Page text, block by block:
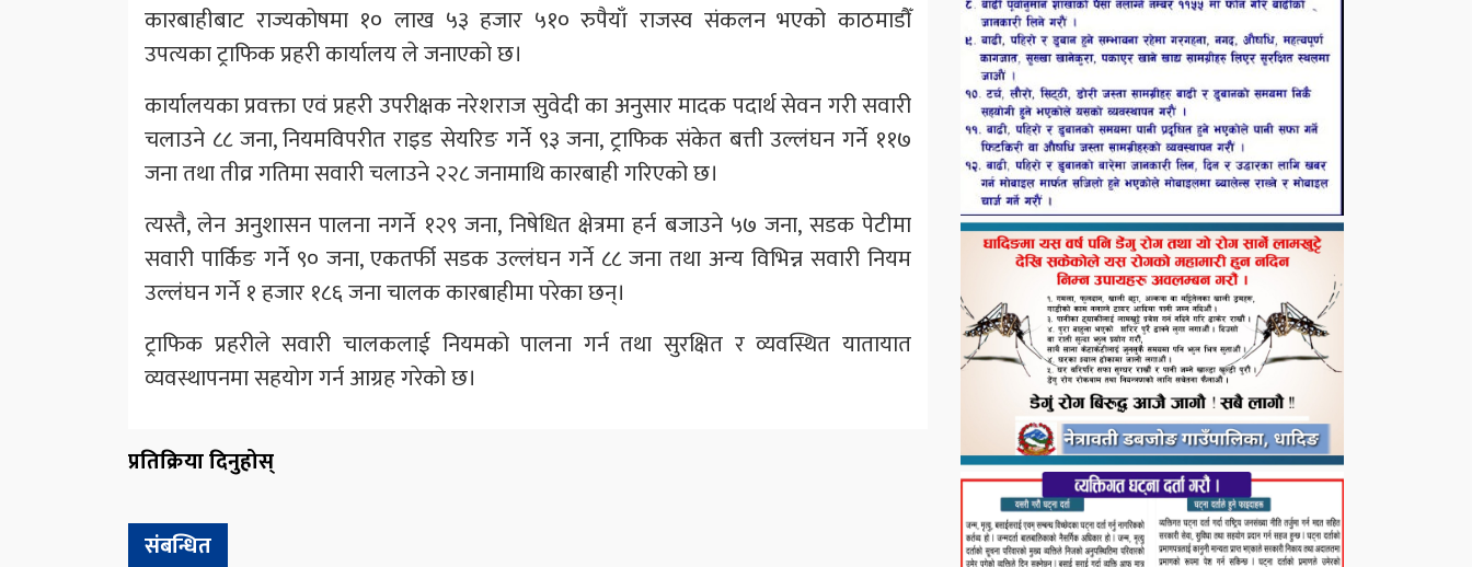
कारबाहीबाट राज्यकोषमा १० लाख ५३ हजार ५१० रुपैयाँ राजस्व संकलन भएको काठमाडौँ
उपत्यका ट्राफिक प्रहरी कार्यालय ले जनाएको छ।
कार्यालयका प्रवक्ता एवं प्रहरी उपरीक्षक नरेशराज सुवेदी का अनुसार मादक पदार्थ सेवन गरी सवारी
चलाउने ८८ जना, नियमविपरीत राइड सेयरिङ गर्ने ९३ जना, ट्राफिक संकेत बत्ती उल्लंघन गर्ने ११७
जना तथा तीव्र गतिमा सवारी चलाउने २२८ जनामाथि कारबाही गरिएको छ।
त्यस्तै, लेन अनुशासन पालना नगर्ने १२९ जना, निषेधित क्षेत्रमा हर्न बजाउने ५७ जना, सडक पेटीमा
सवारी पार्किङ गर्ने ९० जना, एकतर्फी सडक उल्लंघन गर्ने ८८ जना तथा अन्य विभिन्न सवारी नियम
उल्लंघन गर्ने १ हजार १८६ जना चालक कारबाहीमा परेका छन्।
ट्राफिक प्रहरीले सवारी चालकलाई नियमको पालना गर्न तथा सुरक्षित र व्यवस्थित यातायात
व्यवस्थापनमा सहयोग गर्न आग्रह गरेको छ।
प्रतिक्रिया दिनुहोस्
संबन्धित